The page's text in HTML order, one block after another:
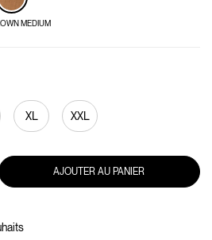
MEDIUM
XL XXL
AJOUTER AU PANIER